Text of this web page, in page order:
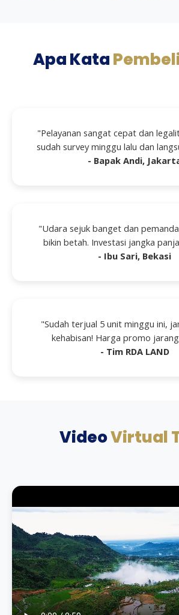
Apa Kata
"Pelayanan sangat cepat dan
sudah survey minggu lalu dan
- Bapak Andi,
"Udara sejuk banget dan
bikin betah. Investasi jangka
- Ibu Sari, Bekasi
"Sudah terjual 5 unit minggu ini,
kehabisan! Harga promo
- Tim RDA LAND
VideoVirtual